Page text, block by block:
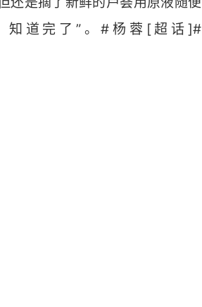
知道完了”。#杨蓉[超话]#